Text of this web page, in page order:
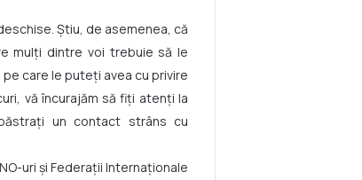
Știu, de asemenea, că
mulți dintre voi trebuie să le
care le puteți avea cu privire
vă încurajăm să fiți atenți la
un contact strâns cu
uri și Federații Internaționale